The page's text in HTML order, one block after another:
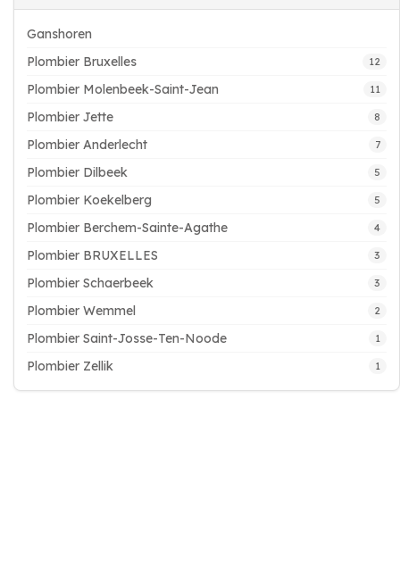
Ganshoren
Plombier Bruxelles
12
Plombier Molenbeek-Saint-Jean 11
Plombier Jette 8
Plombier Anderlecht 7
Plombier Dilbeek 5
Plombier Koekelberg 5
Plombier Berchem-Sainte-Agathe 4
Plombier BRUXELLES 3
Plombier Schaerbeek 3
Plombier Wemmel 2
Plombier Saint-Josse-Ten-Noode 1
Plombier Zellik 1